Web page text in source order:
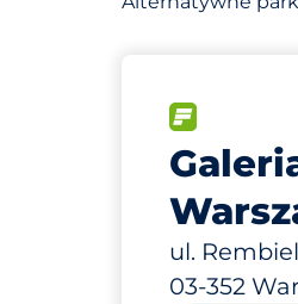
ul.
03-352
782 m